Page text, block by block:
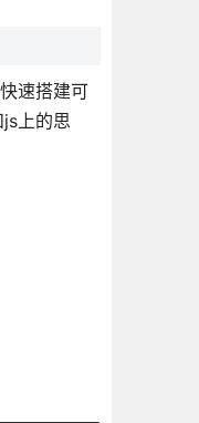
速搭建可
上的思